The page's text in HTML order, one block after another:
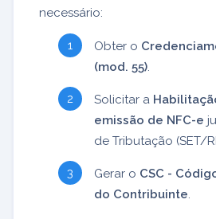
necessário:
Obter o
(mod. 55)
Solicitar a
emissão de NFC-e
de Tributação (SET/
Gerar o CSC -
do Contribuinte